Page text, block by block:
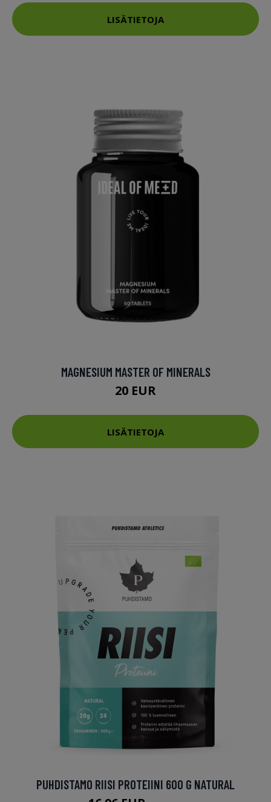
LISÄTIETOJA
MAGNESIUM MASTER OF MINERALS
20 EUR
LISÄTIETOJA
PUHDISTAMO RIISI PROTEIINI 600 G NATURAL